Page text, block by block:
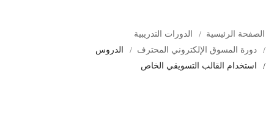
الصفحة الرئيسية
الدورات التدريبية
دورة المسوق الإلكتروني المحترف
الدروس
استخدام القالب التسويقي الخاص